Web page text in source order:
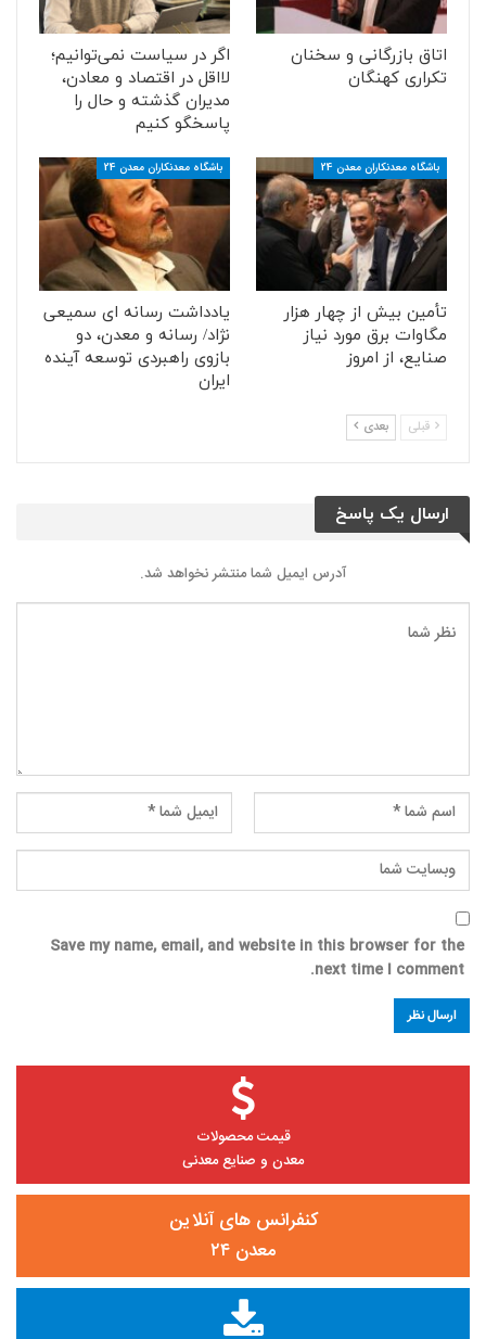
اتاق بازرگانی و سخنان
تکراری کهنگان
اگر در سیاست نمی‌توانیم؛
لااقل در اقتصاد و معادن،
مدیران گذشته و حال را
پاسخگو کنیم
باشگاه معدنکاران معدن 24
تأمین بیش از چهار هزار
مگاوات برق مورد نیاز
صنایع، از امروز
باشگاه معدنکاران معدن 24
یادداشت رسانه ای سمیعی
نژاد/ رسانه و معدن، دو
بازوی راهبردی توسعه آینده
ایران
قبلی بعدی
ارسال یک پاسخ
آدرس ایمیل شما منتشر نخواهد شد.
Save my name, email, and website in this browser for the
next time I comment.
قیمت محصولات
معدن و صنایع معدنی
کنفرانس های آنلاین
معدن ۲۴